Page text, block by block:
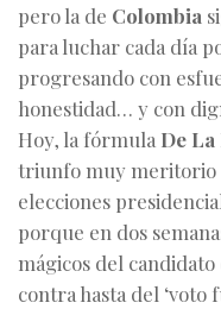
pero la de Colombia
para luchar cada día
progresando con
honestidad… y con
Hoy, la fórmula De
triunfo muy meritorio
elecciones
porque en dos
mágicos del
contra hasta del ‘voto